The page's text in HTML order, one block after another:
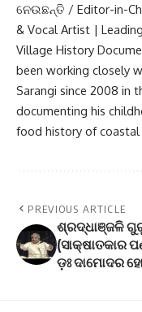
ନେଉଛନ୍ତି / Editor-in-
& Vocal Artist |
Village History
been working closely
Sarangi since 2008 in
documenting his
food history of coastal
PREVIOUS ARTICLE
ଶ୍ରଦ୍ଧାଞ୍ଜଳି
(ସାକ୍ଷାତକାର
ଡ଼ଃ ଦାମୋଦର